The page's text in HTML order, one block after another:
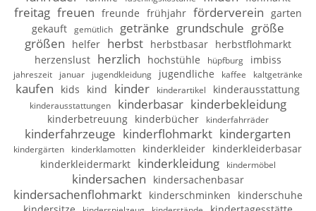
freitag freuen freunde frühjahr förderverein garten
gekauft
gemütlich getränke grundschule größe
größen
helfer herbst herbstbasar herbstflohmarkt
herzenslust herzlich hochstühle hüpfburg imbiss
jahreszeit januar jugendkleidung jugendliche kaffee kaltgetränke
kaufen kids kind kinder kinderartikel kinderausstattung
kinderausstattungen kinderbasar kinderbekleidung
kinderbetreuung kinderbücher kinderfahrräder
kinderfahrzeuge kinderflohmarkt kindergarten
kindergärten kinderklamotten kinderkleider kinderkleiderbasar
kinderkleidermarkt kinderkleidung kindermöbel
kindersachen kindersachenbasar
kindersachenflohmarkt kinderschminken
kinderschuhe